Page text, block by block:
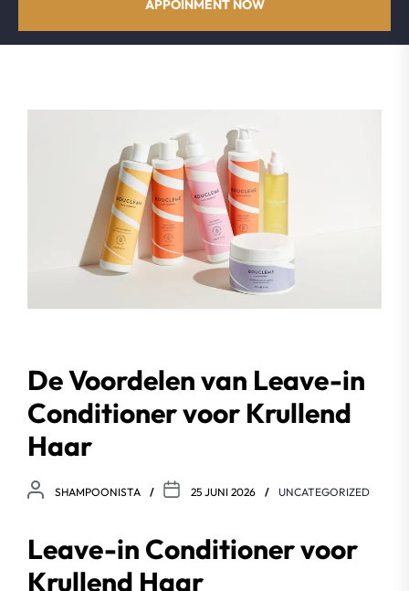
APPOINMENT NOW
De Voordelen van Leave-in
Conditioner voor Krullend
Haar
SHAMPOONISTA 25 JUNI 2026 UNCATEGORIZED
Leave-in Conditioner voor
Krullend Haar